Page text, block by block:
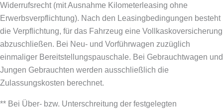
Widerrufsrecht (mit Ausnahme Kilometerleasing ohne
Erwerbsverpflichtung). Nach den Leasingbedingungen besteht
die Verpflichtung, für das Fahrzeug eine Vollkaskoversicherung
abzuschließen. Bei Neu- und Vorführwagen zuzüglich
einmaliger Bereitstellungspauschale. Bei Gebrauchtwagen und
Jungen Gebrauchten werden ausschließlich die
Zulassungskosten berechnet.
** Bei Über- bzw. Unterschreitung der festgelegten